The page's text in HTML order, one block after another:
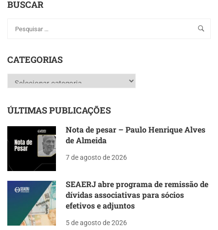
DO
E
DE
PELO
SOLO
BUSCAR
CATEGORIAS
Categorias
ÚLTIMAS PUBLICAÇÕES
Nota de pesar – Paulo Henrique Alves
de Almeida
7 de agosto de 2026
SEAERJ abre programa de remissão de
dívidas associativas para sócios
efetivos e adjuntos
5 de agosto de 2026